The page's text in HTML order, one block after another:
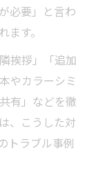
必要」と言わ
す。
挨拶」「追加
やカラーシミ
有」などを徹
、こうした対
トラブル事例